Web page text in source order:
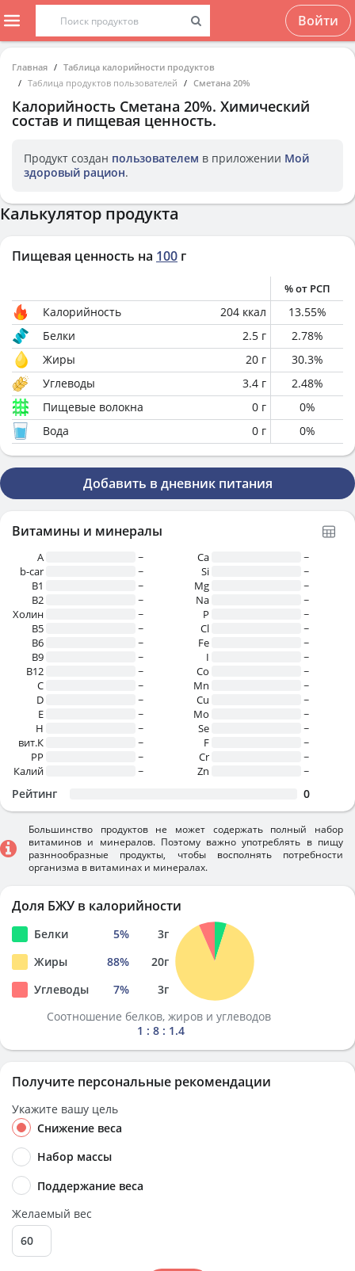
Войти
Главная
Таблица калорийности продуктов
Таблица продуктов пользователей
Сметана 20%
Калорийность Сметана 20%. Химический
состав и пищевая ценность.
Продукт создан пользователем в приложении Мой
здоровый рацион.
Калькулятор продукта
Пищевая ценность на 100 г
% от РСП
Калорийность 204 ккал 13.55%
Белки
2.5 г 2.78%
Жиры
20 г 30.3%
Углеводы
3.4 г 2.48%
Пищевые волокна
0 г 0%
Вода
0 г 0%
Добавить в дневник питания
Витамины и минералы
A
~
b-car
~
В1
~
B2
~
Холин
~
B5
~
B6
~
B9
~
B12
~
C
~
D
~
E
~
H
~
вит.К
~
PP
~
Калий
~
Ca
~
Si
~
Mg
~
Na
~
P
~
Cl
~
Fe
~
I
~
Co
~
Mn
~
Cu
~
Mo
~
Se
~
F
~
Cr
~
Zn
~
Рейтинг 0
Большинство продуктов не может содержать полный набор
витаминов и минералов. Поэтому важно употреблять в пищу
разннообразные продукты, чтобы восполнять потребности
организма в витаминах и минералах.
Доля БЖУ в калорийности
Белки 5% 3г
Жиры
88% 20г
Углеводы
7% 3г
Соотношение белков, жиров и углеводов
1 : 8 : 1.4
Получите персональные рекомендации
Укажите вашу цель
Снижение веса
Набор массы
Поддержание веса
Желаемый вес